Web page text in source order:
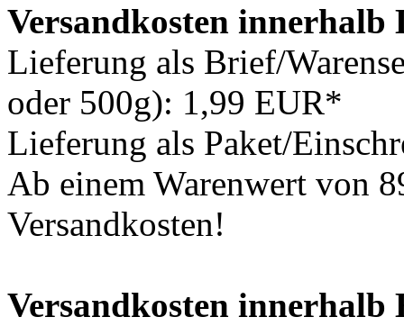
Versandkosten innerhalb
Lieferung als Brief/
oder 500g): 1,99 EUR*
Lieferung als Paket/
Ab einem Warenwert von
Versandkosten!
Versandkosten innerhalb